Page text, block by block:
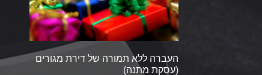
העברה ללא תמורה של דירת מגורים
(עסקת מתנה)